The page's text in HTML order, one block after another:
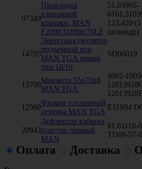
07349
Прокладка
клапанной
крышки, MAN
F2000 D2866/76LF
51.03905-
123.420
цилиндр)
14795
Энергоаккумулятор
подъемной оси
MAN TGA левый
тип 10/16
SD06019
13706
Манжета 55х70х8
MAN TGA
4062-
12560
Фильтр топливный
сеточка MAN TGA
E11S04
20943
Дефлектор кабины
пластик правый
MAN
81.61110-
TD08-57-
Оплата Доставка